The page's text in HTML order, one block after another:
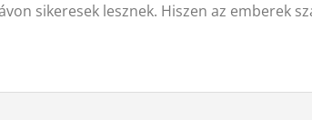
sikeresek lesznek. Hiszen az emberek